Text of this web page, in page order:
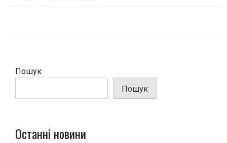
Пошук
Пошук
Останні новини